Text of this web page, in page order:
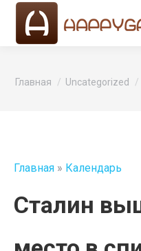
Вы здесь:
Главная Uncategorized
Главная » Календарь
Сталин